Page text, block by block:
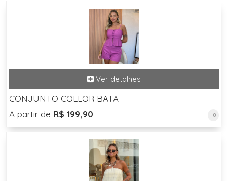
CONJUNTO COLLOR BATA
A partir de R$ 199,90 +8